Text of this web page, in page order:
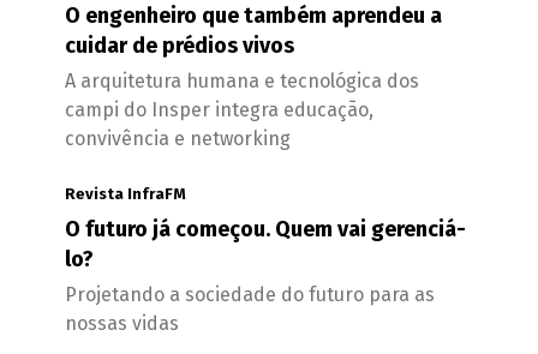
O engenheiro que também aprendeu a
cuidar de prédios vivos
A arquitetura humana e tecnológica dos
campi do Insper integra educação,
convivência e networking
Revista InfraFM
O futuro já começou. Quem vai gerenciá-
lo?
Projetando a sociedade do futuro para as
nossas vidas